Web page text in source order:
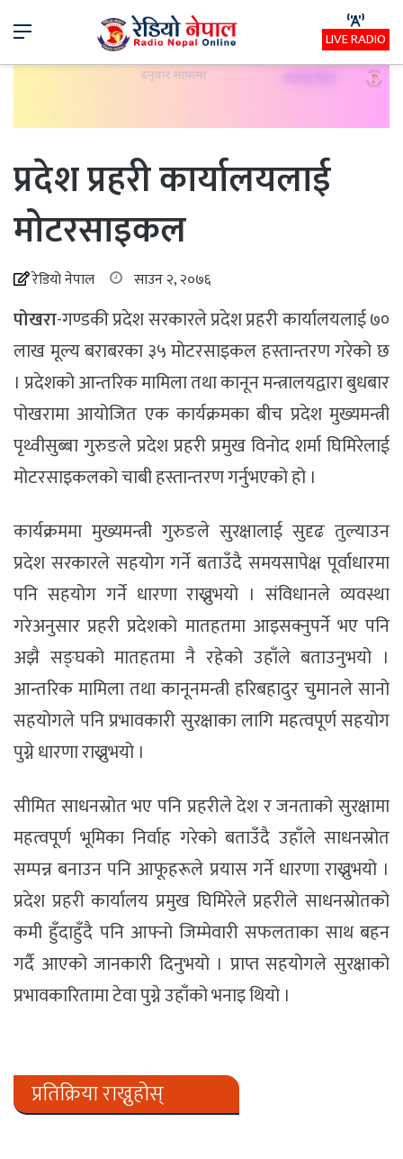
Menu LIVE RADIO
प्रदेश प्रहरी कार्यालयलाई
मोटरसाइकल
रेडियो नेपाल साउन २, २०७६
पोखरा-गण्डकी प्रदेश सरकारले प्रदेश प्रहरी कार्यालयलाई ७०
लाख मूल्य बराबरका ३५ मोटरसाइकल हस्तान्तरण गरेको छ
। प्रदेशको आन्तरिक मामिला तथा कानून मन्त्रालयद्वारा बुधबार
पोखरामा आयोजित एक कार्यक्रमका बीच प्रदेश मुख्यमन्त्री
पृथ्वीसुब्बा गुरुङले प्रदेश प्रहरी प्रमुख विनोद शर्मा घिमिरेलाई
मोटरसाइकलको चाबी हस्तान्तरण गर्नुभएको हो ।
कार्यक्रममा मुख्यमन्त्री गुरुङले सुरक्षालाई सुदृढ तुल्याउन
प्रदेश सरकारले सहयोग गर्ने बताउँदै समयसापेक्ष पूर्वाधारमा
पनि सहयोग गर्ने धारणा राख्नुभयो । संविधानले व्यवस्था
गरेअनुसार प्रहरी प्रदेशको मातहतमा आइसक्नुपर्ने भए पनि
अझै सङ्घको मातहतमा नै रहेको उहाँले बताउनुभयो ।
आन्तरिक मामिला तथा कानूनमन्त्री हरिबहादुर चुमानले सानो
सहयोगले पनि प्रभावकारी सुरक्षाका लागि महत्वपूर्ण सहयोग
पुग्ने धारणा राख्नुभयो ।
सीमित साधनस्रोत भए पनि प्रहरीले देश र जनताको सुरक्षामा
महत्वपूर्ण भूमिका निर्वाह गरेको बताउँदै उहाँले साधनस्रोत
सम्पन्न बनाउन पनि आफूहरूले प्रयास गर्ने धारणा राख्नुभयो ।
प्रदेश प्रहरी कार्यालय प्रमुख घिमिरेले प्रहरीले साधनस्रोतको
कमी हुँदाहुँदै पनि आफ्नो जिम्मेवारी सफलताका साथ बहन
गर्दै आएको जानकारी दिनुभयो । प्राप्त सहयोगले सुरक्षाको
प्रभावकारितामा टेवा पुग्ने उहाँको भनाइ थियो ।
प्रतिक्रिया राख्नुहोस्